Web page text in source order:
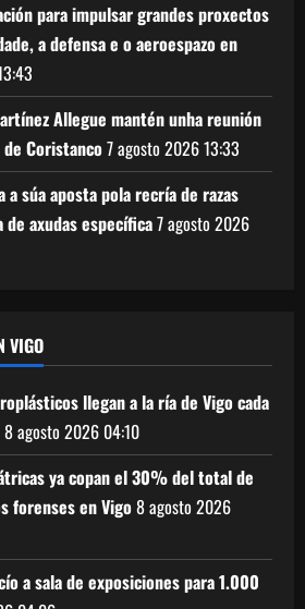
para impulsar grandes proxectos
a defensa e o aeroespazo en
Allegue mantén unha reunión
Coristanco7 agosto 202613:33
a súa aposta pola recría de razas
axudas específica7 agosto 2026
VIGO
llegan a la ría de Vigo cada
8 agosto 2026 04:10
ya copan el 30% del total de
forenses en Vigo8 agosto 2026
a sala de exposiciones para 1.000